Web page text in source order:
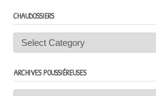
CHAUDOSSIERS
Chaudossiers
ARCHIVES POUSSIÉREUSES